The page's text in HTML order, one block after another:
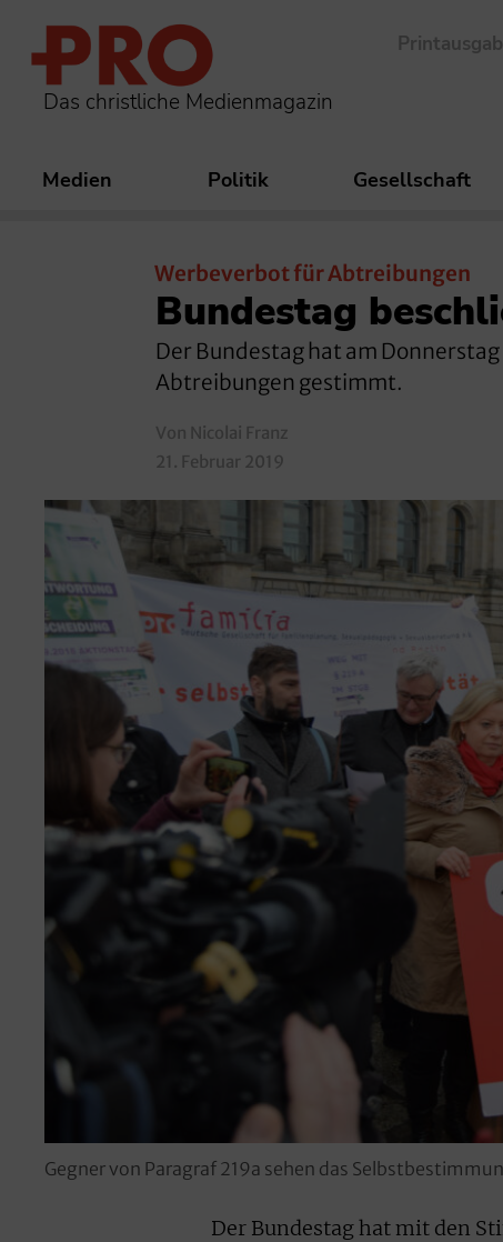
Das christliche Medienmagazin
Medien Politik Gesellschaft
Werbeverbot für Abtreibungen
Bundestag
Der Bundestag hat am
Abtreibungen gestimmt.
Von Nicolai Franz
21. Februar 2019
Gegner von Paragraf 219a sehen das
Der Bundestag hat mit den